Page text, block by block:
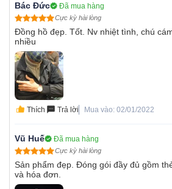
Bác Đức Đã mua hàng
Cực kỳ hài lòng
Đồng hồ đẹp. Tốt. Nv nhiệt tình, chú
nhiều
Thích Trả lời Mua vào: 02/01/2022
Vũ Huế Đã mua hàng
Cực kỳ hài lòng
Sản phẩm đẹp. Đóng gói đầy đủ gồm
và hóa đơn.